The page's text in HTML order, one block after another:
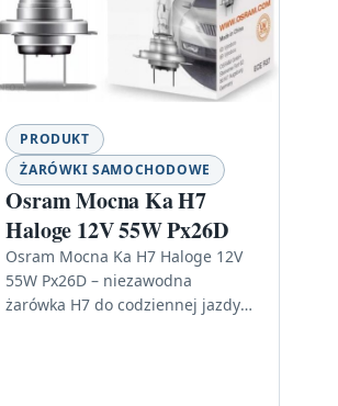
PRODUKT
ŻARÓWKI SAMOCHODOWE
Osram Mocna Ka H7
Haloge 12V 55W Px26D
Osram Mocna Ka H7 Haloge 12V
55W Px26D – niezawodna
żarówka H7 do codziennej jazdy